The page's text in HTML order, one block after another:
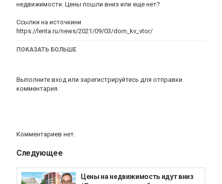
недвижимости. Цены пошли вниз или еще нет?
Ссылки на источкини
https://lenta.ru/news/2021/09/03/dom_kv_vtor/
Интервью Г.Грефа
Категория
ПОКАЗАТЬ БОЛЬШЕ
Выполните вход или зарегистрируйтесь для отправки
комментария.
Комментариев нет.
Следующее
Цены на недвижимость идут вниз